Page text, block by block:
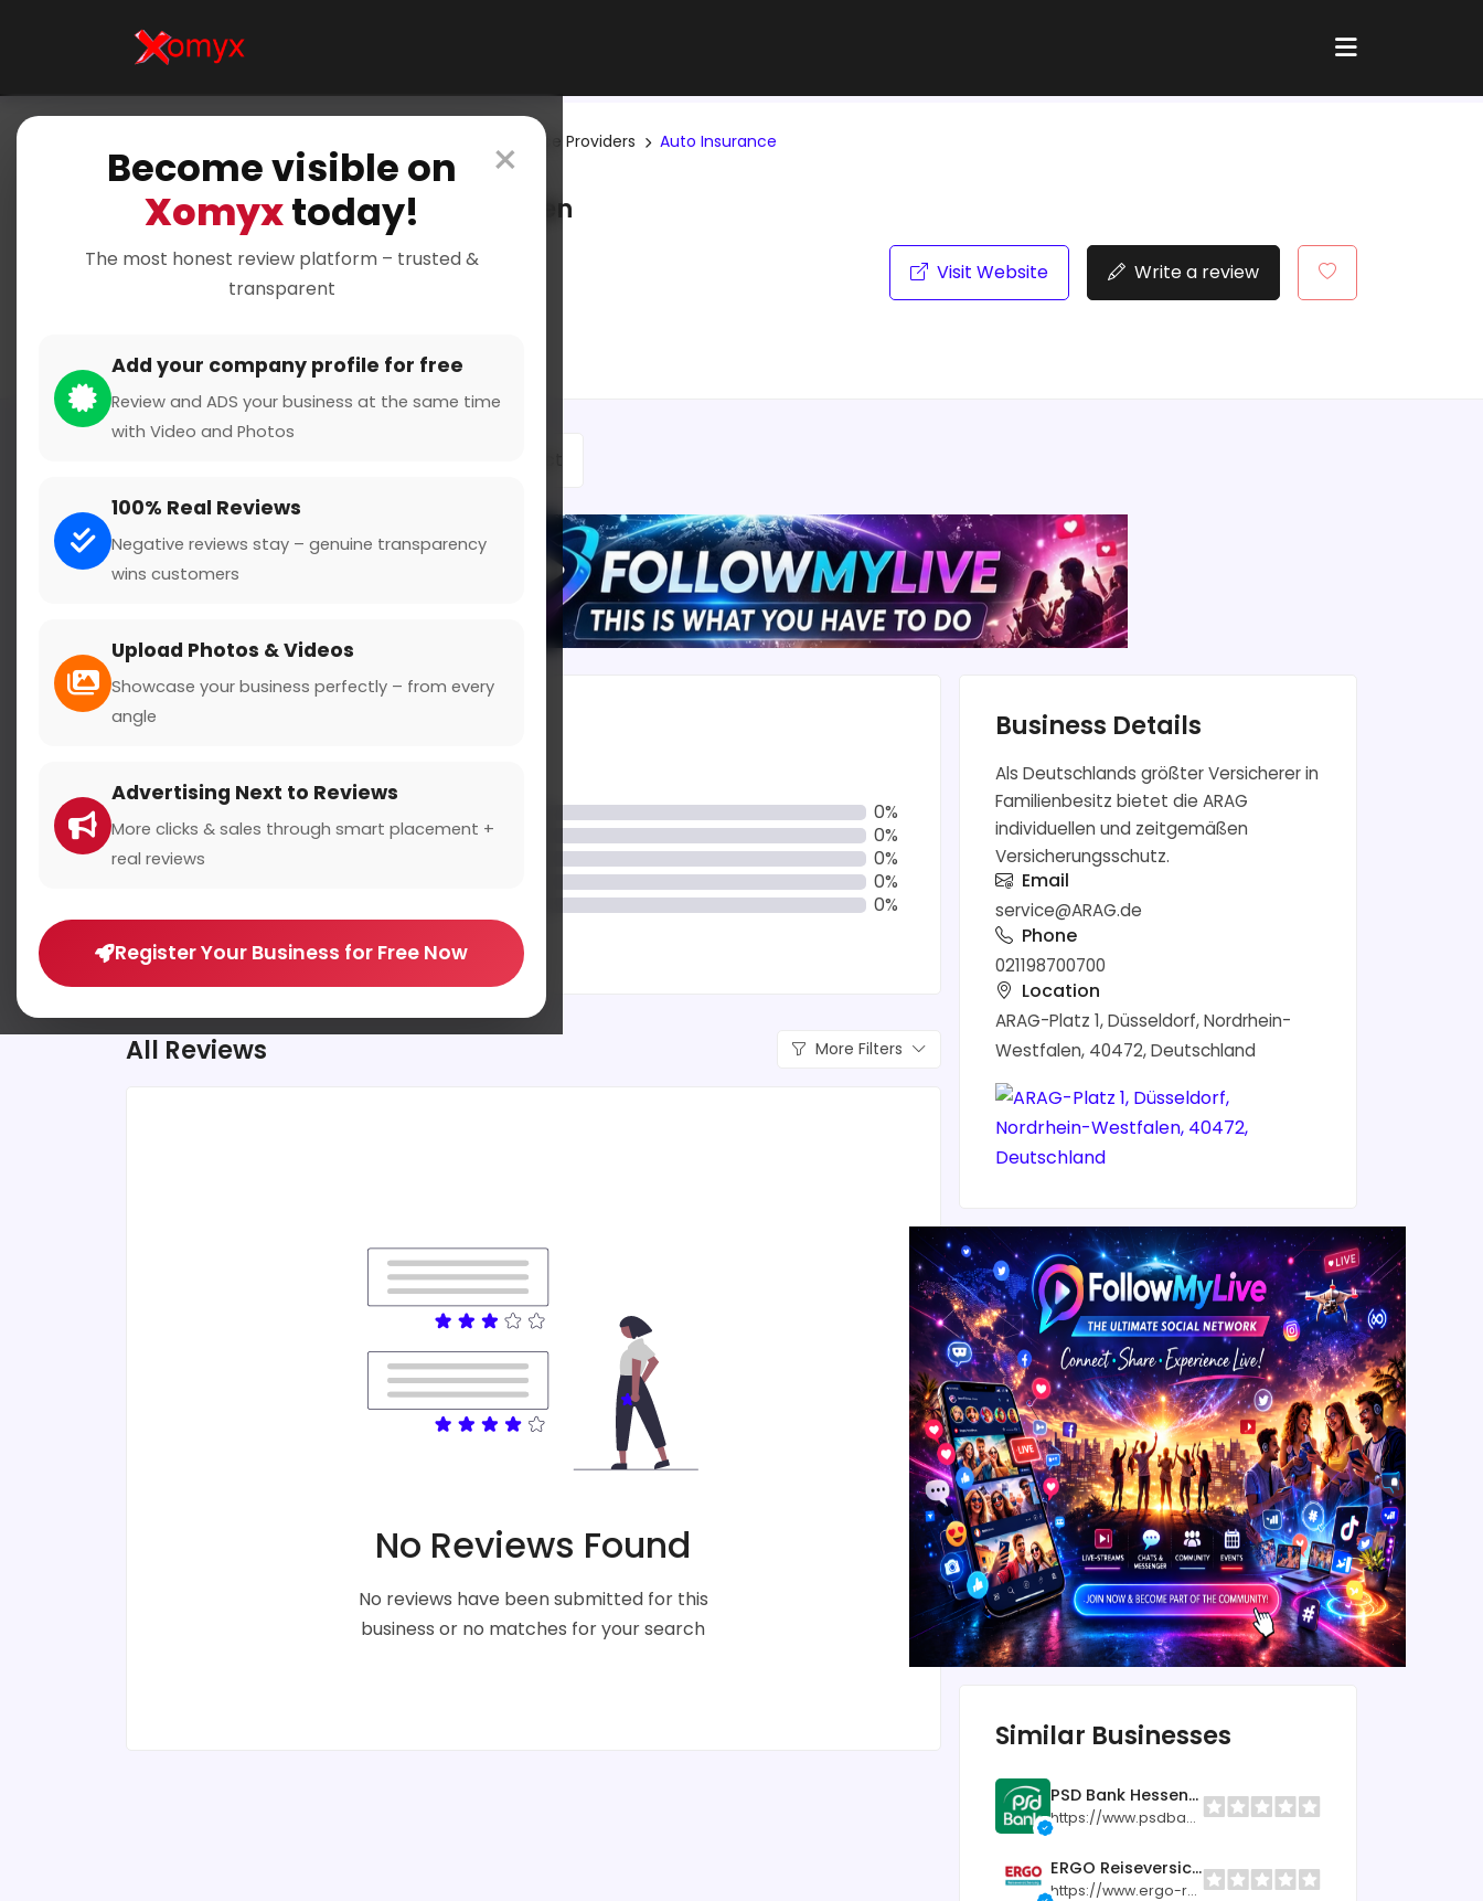
×
Become visible on
Xomyxtoday!
The most honest review platform – trusted &
transparent
Add your company profile for free
Review and ADS your business at the same time
with Video and Photos
100% Real Reviews
Negative reviews stay – genuine transparency
wins customers
Upload Photos & Videos
Showcase your business perfectly – from every
angle
Advertising Next to Reviews
More clicks & sales through smart placement +
real reviews
Register Your Business for Free Now
Insurance Providers Auto Insurance
ARAG Versicherungen
0 from 0 Reviews and Ratings
Visit Website Write a review
0
0%
4 Star
0%
0%
0%
0%
All Reviews More Filters
No Reviews Found
No reviews have been submitted for this
business or no matches for your search
Business Details
Als Deutschlands größter Versicherer in
Familienbesitz bietet die ARAG
individuellen und zeitgemäßen
Versicherungsschutz.
Email
service@ARAG.de
Phone
021198700700
Location
ARAG-Platz 1, Düsseldorf, Nordrhein-
Westfalen, 40472, Deutschland
Similar Businesses
PSD Bank Hessen-Thüringen eG
https://www.psdbank-ht.de
ERGO Reiseversicherung AG
https://www.ergo-reiseversicherung.de